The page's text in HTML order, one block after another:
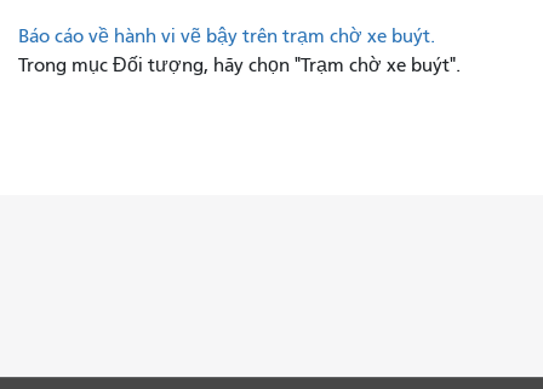
Báo cáo về hành vi vẽ bậy trên trạm chờ xe buýt.
Trong mục Đối tượng, hãy chọn "Trạm chờ xe buýt".